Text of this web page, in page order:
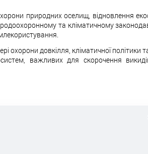
природних оселищ, відновлення
та кліматичному
охорони довкілля, кліматичної політики
важливих для скорочення